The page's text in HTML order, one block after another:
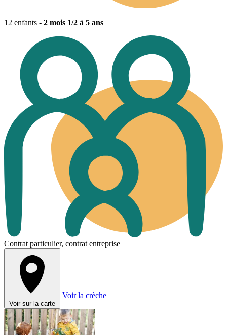
12 enfants - 2 mois 1/2 à 5 ans
Contrat particulier, contrat entreprise
Voir sur la carte
Voir la crèche